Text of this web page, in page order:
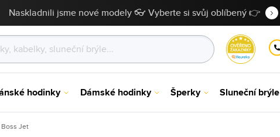
Naskladnili jsme nové modely 👓 Vyberte si svůj oblíbený 👉
hodinky Dámské hodinky Šperky Sluneční brýle
Jet